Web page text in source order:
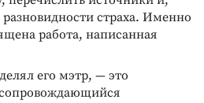
страха. Именно
работа, написанная
его мэтр, — это